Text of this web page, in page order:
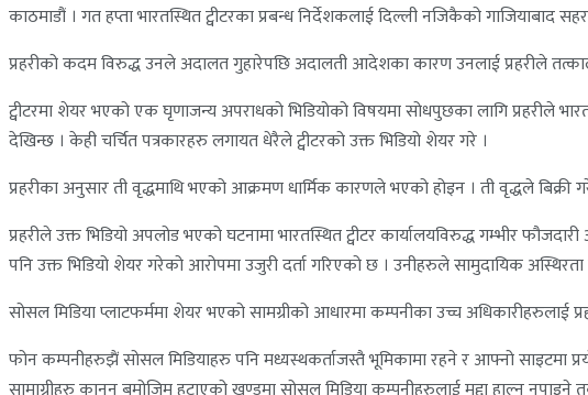
काठमाडौं । गत हप्ता भारतस्थित ट्वीटरका प्रबन्ध निर्देशकलाई दिल्ली नजिकैको गाजियाबाद
प्रहरीको कदम विरुद्ध उनले अदालत गुहारेपछि अदालती आदेशका कारण उनलाई प्रहरीले
ट्वीटरमा शेयर भएको एक घृणाजन्य अपराधको भिडियोको विषयमा सोधपुछका लागि प्रहरीले
देखिन्छ । केही चर्चित पत्रकारहरु लगायत धेरैले ट्वीटरको उक्त भिडियो शेयर गरे ।
प्रहरीका अनुसार ती वृद्धमाथि भएको आक्रमण धार्मिक कारणले भएको होइन । ती वृद्धले
प्रहरीले उक्त भिडियो अपलोड भएको घटनामा भारतस्थित ट्वीटर कार्यालयविरुद्ध गम्भीर
पनि उक्त भिडियो शेयर गरेको आरोपमा उजुरी दर्ता गरिएको छ । उनीहरुले सामुदायिक
सोसल मिडिया प्लाटफर्ममा शेयर भएको सामग्रीको आधारमा कम्पनीका उच्च
फोन कम्पनीहरुझैं सोसल मिडियाहरु पनि मध्यस्थकर्ताजस्तै भूमिकामा रहने र आफ्नो साइटमा